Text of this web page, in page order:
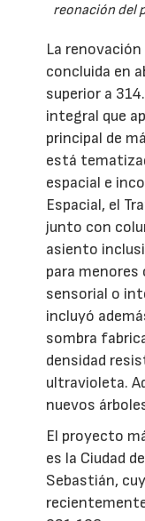
reonación del
La renovación
concluida en
superior a
integral que
principal de
está
espacial e
Espacial, el
junto con
asiento
para
sensorial o
incluyó
sombra
densidad
ultravioleta.
nuevos
El proyecto
es la Ciudad
Sebastián,